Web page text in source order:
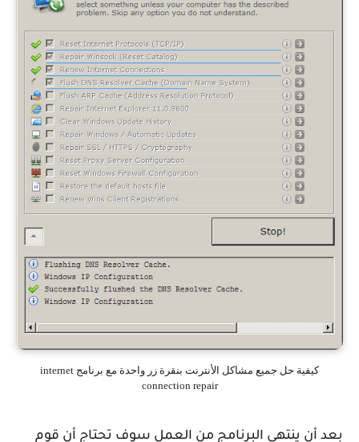
كيفية حل جميع مشاكل الأنترنت بنقرة زر واحدة مع برنامج internet
connection repair
بعد أن ينتهي البرنامج من العمل سوف تحتاج أن قوم